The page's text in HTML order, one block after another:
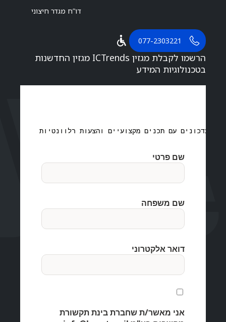
דו”ח מגדר חיצוני
077-2303221
הרשמו לקבלת מגזין ICTrends מגזין החדשנות
בטכנולוגיות המידע